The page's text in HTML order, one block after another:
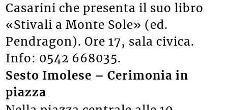
Casarini che presenta il suo libro
«Stivali a Monte Sole» (ed.
Pendragon). Ore 17, sala civica.
Info: 0542 668035.
Sesto Imolese – Cerimonia in
piazza